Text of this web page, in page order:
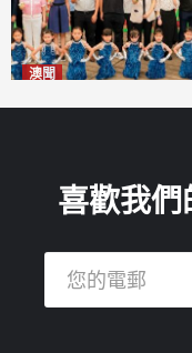
澳聞
2026-08-09
喜歡我們